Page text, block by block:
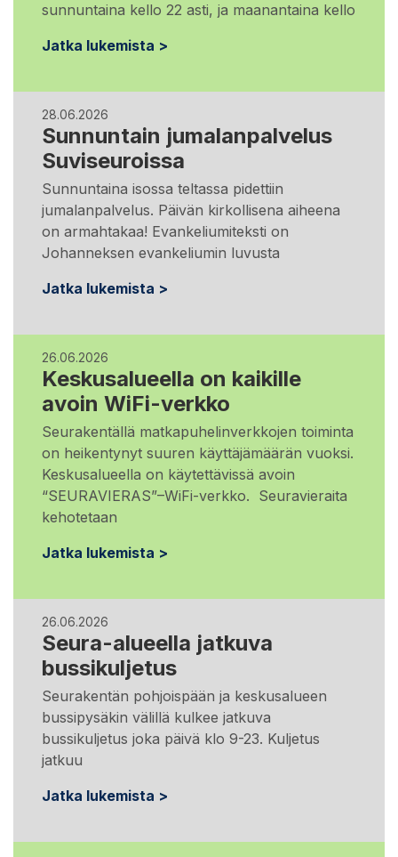
sunnuntaina kello 22 asti, ja maanantaina kello
Jatka lukemista >
28.06.2026
Sunnuntain jumalanpalvelus
Suviseuroissa
Sunnuntaina isossa teltassa pidettiin
jumalanpalvelus. Päivän kirkollisena aiheena
on armahtakaa! Evankeliumiteksti on
Johanneksen evankeliumin luvusta
Jatka lukemista >
26.06.2026
Keskusalueella on kaikille
avoin WiFi-verkko
Seurakentällä matkapuhelinverkkojen toiminta
on heikentynyt suuren käyttäjämäärän vuoksi.
Keskusalueella on käytettävissä avoin
“SEURAVIERAS”–WiFi-verkko. Seuravieraita
kehotetaan
Jatka lukemista >
26.06.2026
Seura-alueella jatkuva
bussikuljetus
Seurakentän pohjoispään ja keskusalueen
bussipysäkin välillä kulkee jatkuva
bussikuljetus joka päivä klo 9-23. Kuljetus
jatkuu
Jatka lukemista >